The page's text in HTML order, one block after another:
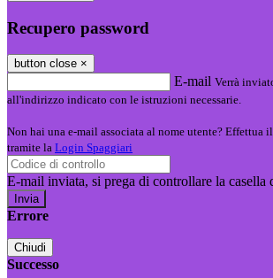
Recupero password
button close ×
E-mail Verrà
all'indirizzo indicato con le istruzioni necessarie.
Non hai una e-mail associata al nome utente? Effettua
tramite la Login Spaggiari
E-mail inviata, si prega di controllare la casella
Errore
Chiudi
Successo